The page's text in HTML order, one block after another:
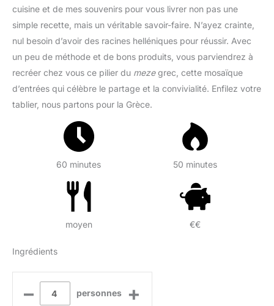
cuisine et de mes souvenirs pour vous livrer non pas une
simple recette, mais un véritable savoir-faire. N’ayez crainte,
nul besoin d’avoir des racines helléniques pour réussir. Avec
un peu de méthode et de bons produits, vous parviendrez à
recréer chez vous ce pilier du mezegrec, cette mosaïque
d’entrées qui célèbre le partage et la convivialité. Enfilez votre
tablier, nous partons pour la Grèce.
60 minutes 50 minutes
moyen €€
Ingrédients
– personnes +